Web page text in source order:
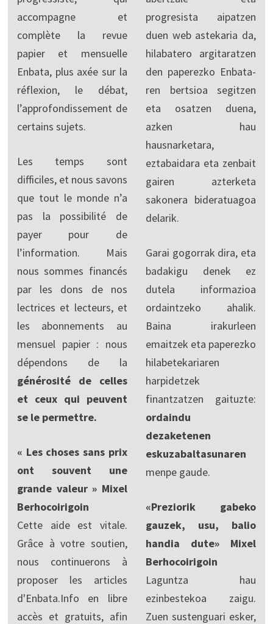
accompagne et
complète la revue
papier et mensuelle
Enbata, plus axée sur la
réflexion, le débat,
l’approfondissement de
certains sujets.
Les temps sont
difficiles, et nous savons
que tout le monde n’a
pas la possibilité de
payer pour de
l’information. Mais
nous sommes financés
par les dons de nos
lectrices et lecteurs, et
les abonnements au
mensuel papier : nous
dépendons de la
générosité de celles
et ceux qui peuvent
se le permettre.
« Les choses sans prix
ont souvent une
grande valeur » Mixel
Berhocoirigoin
Cette aide est vitale.
Grâce à votre soutien,
nous continuerons à
proposer les articles
d'Enbata.Info en libre
accès et gratuits, afin
progresista aipatzen
duen web astekaria da,
hilabatero argitaratzen
den paperezko Enbata-
ren bertsioa segitzen
eta osatzen duena,
azken hau
hausnarketara,
eztabaidara eta zenbait
gairen azterketa
sakonera bideratuagoa
delarik.
Garai gogorrak dira, eta
badakigu denek ez
dutela informazioa
ordaintzeko ahalik.
Baina irakurleen
emaitzek eta paperezko
hilabetekariaren
harpidetzek
finantzatzen gaituzte:
ordaindu
dezaketenen
eskuzabaltasunaren
menpe gaude.
«Preziorik gabeko
gauzek, usu, balio
handia dute» Mixel
Berhocoirigoin
Laguntza hau
ezinbestekoa zaigu.
Zuen sustenguari esker,